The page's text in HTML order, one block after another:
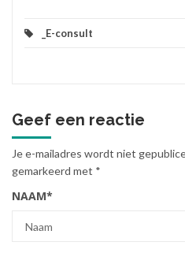
_E-consult
Geef een reactie
Je e-mailadres wordt niet
gemarkeerd met *
NAAM*